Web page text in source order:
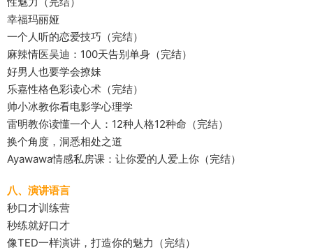
幸福玛丽娅
一个人听的恋爱技巧（完结）
麻辣情医吴迪：100天告别单身（完结）
好男人也要学会撩妹
乐嘉性格色彩读心术（完结）
帅小冰教你看电影学心理学
雷明教你读懂一个人：12种人格12种命（完结）
换个角度，洞悉相处之道
Ayawawa情感私房课：让你爱的人爱上你（完结）
八、演讲语言
秒口才训练营
秒练就好口才
像TED一样演讲，打造你的魅力（完结）